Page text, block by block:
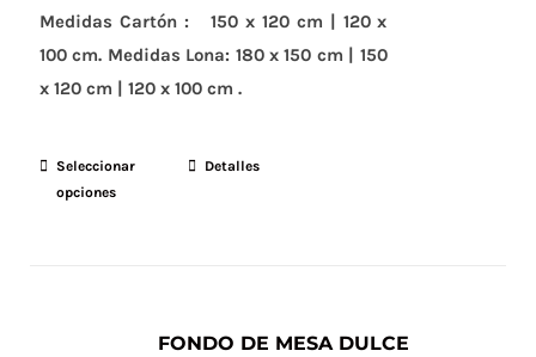
Medidas Cartón : 150 x 120 cm | 120 x
100 cm. Medidas Lona: 180 x 150 cm | 150
x 120 cm | 120 x 100 cm .
Seleccionar
opciones
Este
Las
Detalles
FONDO DE MESA DULCE